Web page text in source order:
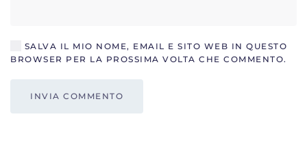
SALVA IL MIO NOME, EMAIL E SITO WEB IN QUESTO
BROWSER PER LA PROSSIMA VOLTA CHE COMMENTO.
INVIA COMMENTO